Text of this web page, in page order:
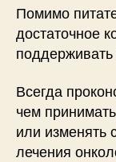
Помимо
достаточное
Всегда
чем
или изменять
лечения